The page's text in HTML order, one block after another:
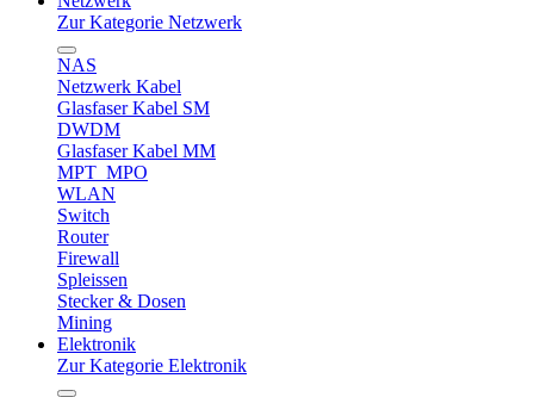
Zur Kategorie Netzwerk
NAS
Netzwerk Kabel
Glasfaser Kabel SM
DWDM
Glasfaser Kabel MM
MPT_MPO
WLAN
Switch
Router
Firewall
Spleissen
Stecker & Dosen
Mining
Elektronik
Zur Kategorie Elektronik